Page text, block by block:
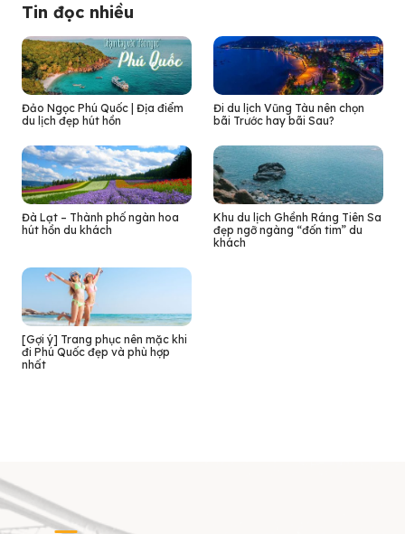
Tin đọc nhiều
Đảo Ngọc Phú Quốc | Địa điểm
du lịch đẹp hút hồn
Đi du lịch Vũng Tàu nên chọn
bãi Trước hay bãi Sau?
Đà Lạt – Thành phố ngàn hoa
hút hồn du khách
Khu du lịch Ghềnh Ráng Tiên Sa
đẹp ngỡ ngàng “đốn tim” du
khách
[Gợi ý] Trang phục nên mặc khi
đi Phú Quốc đẹp và phù hợp
nhất